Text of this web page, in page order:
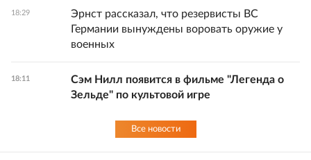
18:29
Эрнст рассказал, что резервисты ВС
Германии вынуждены воровать оружие у
военных
18:11
Сэм Нилл появится в фильме "Легенда о
Зельде" по культовой игре
Все новости